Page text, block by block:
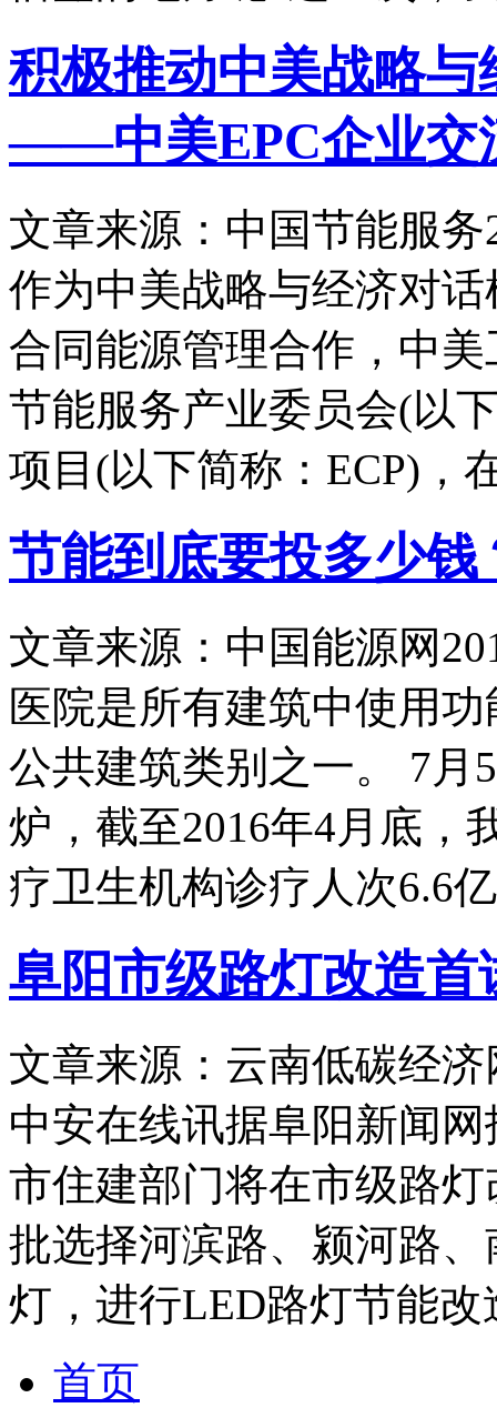
积极推动中美战略
——中美EPC企业交
文章来源：中国节能服务
作为中美战略与经济对
合同能源管理合作，中
节能服务产业委员会(以
项目(以下简称：ECP)，
节能到底要投多少钱
文章来源：中国能源网
医院是所有建筑中使用
公共建筑类别之一。 7月
炉，截至2016年4月底，
疗卫生机构诊疗人次6.6
阜阳市级路灯改造
文章来源：云南低碳经济
中安在线讯据阜阳新闻
市住建部门将在市级路
批选择河滨路、颍河路
灯，进行LED路灯节能改
首页